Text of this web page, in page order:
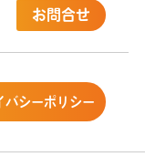
お問合せ
バシーポリシー